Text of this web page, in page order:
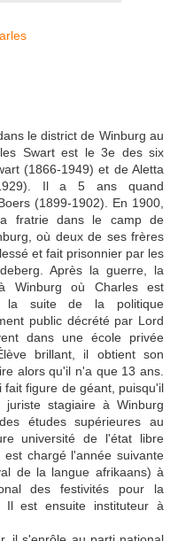
le district de Winburg au
Swart est le 3e des six
(1866-1949) et de Aletta
1929). Il a 5 ans quand
(1899-1902). En 1900,
fratrie dans le camp de
où deux de ses frères
et fait prisonnier par les
Après la guerre, la
Winburg où Charles est
la suite de la politique
public décrété par Lord
dans une école privée
brillant, il obtient son
alors qu'il n'a que 13 ans.
figure de géant, puisqu'il
stagiaire à Winburg
études supérieures au
université de l'état libre
chargé l'année suivante
de la langue afrikaans) à
des festivités pour la
Il est ensuite instituteur à